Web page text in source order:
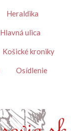
Heraldika
Hlavná ulica
Košické kroniky
Osídlenie